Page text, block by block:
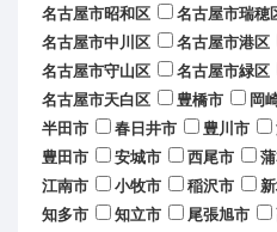
名古屋市昭和区
名古屋市瑞穂
名古屋市中川区
名古屋市港区
名古屋市守山区
名古屋市緑区
名古屋市天白区
豊橋市 岡
半田市
春日井市 豊川市
豊田市
安城市 西尾市
江南市
小牧市 稲沢市
知多市
知立市 尾張旭市